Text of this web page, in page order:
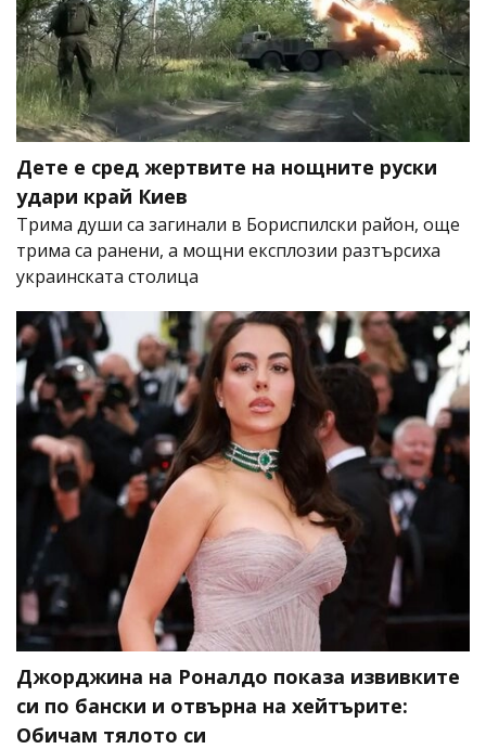
Дете е сред жертвите на нощните руски
удари край Киев
Трима души са загинали в Бориспилски район, още
трима са ранени, а мощни експлозии разтърсиха
украинската столица
Джорджина на Роналдо показа извивките
си по бански и отвърна на хейтърите:
Обичам тялото си